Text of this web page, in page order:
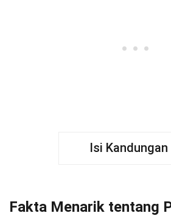
Isi Kandungan
Fakta Menarik tentang